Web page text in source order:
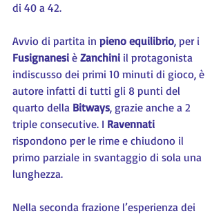
di 40 a 42.
Avvio di partita in pieno equilibrio, per i
Fusignanesi è Zanchini il protagonista
indiscusso dei primi 10 minuti di gioco, è
autore infatti di tutti gli 8 punti del
quarto della Bitways, grazie anche a 2
triple consecutive. I Ravennati
rispondono per le rime e chiudono il
primo parziale in svantaggio di sola una
lunghezza.
Nella seconda frazione l’esperienza dei